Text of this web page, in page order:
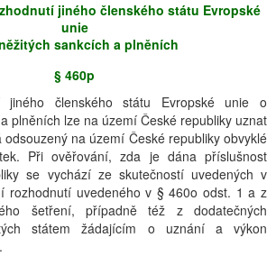
jiného členského státu Evropské
unie
sankcích a plněních
§ 460p
jiného členského státu Evropské unie o
plněních lze na území České republiky uznat
na území České republiky obvyklé
Při ověřování, zda je dána příslušnost
se vychází ze skutečností uvedených v
rozhodnutí uvedeného v § 460o odst. 1 a z
šetření, případně též z dodatečných
státem žádajícím o uznání a výkon